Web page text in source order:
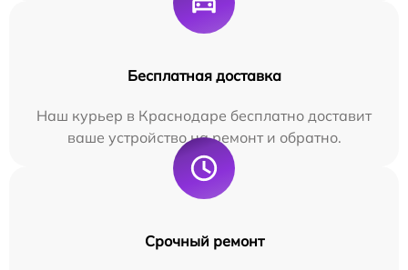
Бесплатная доставка
Наш курьер в Краснодаре бесплатно доставит
ваше устройство на ремонт и обратно.
Срочный ремонт